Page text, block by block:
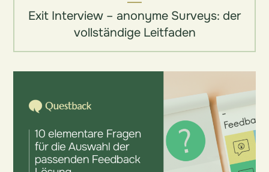
Exit Interview – anonyme Surveys: der
vollständige Leitfaden